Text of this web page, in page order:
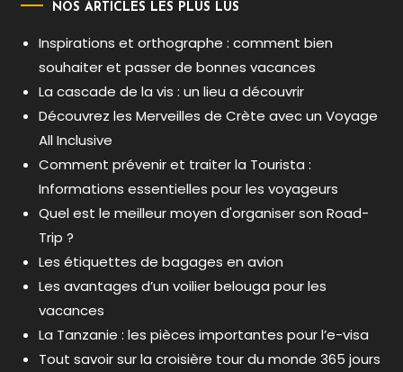
NOS ARTICLES LES PLUS LUS
Inspirations et orthographe : comment bien
souhaiter et passer de bonnes vacances
La cascade de la vis : un lieu a découvrir
Découvrez les Merveilles de Crète avec un Voyage
All Inclusive
Comment prévenir et traiter la Tourista :
Informations essentielles pour les voyageurs
Quel est le meilleur moyen d'organiser son Road-
Trip ?
Les étiquettes de bagages en avion
Les avantages d’un voilier belouga pour les
vacances
La Tanzanie : les pièces importantes pour l’e-visa
Tout savoir sur la croisière tour du monde 365 jours